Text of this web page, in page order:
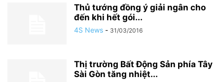
Thủ tướng đồng ý giải ngân cho
đến khi hết gói...
4S News - 31/03/2016
Thị trường Bất Động Sản phía Tây
Sài Gòn tăng nhiệt...